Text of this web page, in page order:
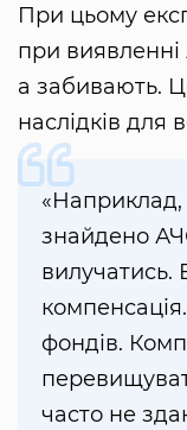
При цьому
при
а забивають.
наслідків для
«Наприклад,
знайдено
вилучатись.
фондів.
часто не